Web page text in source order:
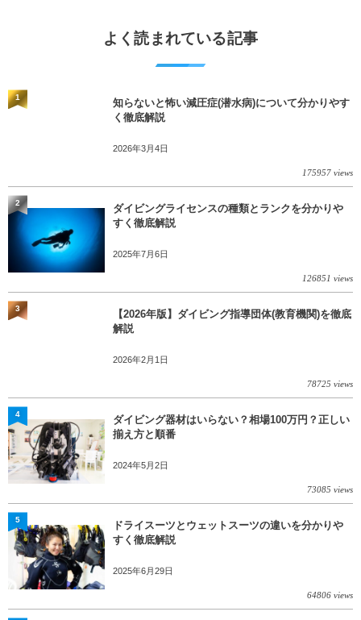
よく読まれている記事
知らないと怖い減圧症(潜水病)について分かりやす
く徹底解説
2026年3月4日
175957 views
1
ダイビングライセンスの種類とランクを分かりや
すく徹底解説
2025年7月6日
126851 views
2
【2026年版】ダイビング指導団体(教育機関)を徹底
解説
2026年2月1日
78725 views
3
ダイビング器材はいらない？相場100万円？正しい
揃え方と順番
2024年5月2日
73085 views
4
ドライスーツとウェットスーツの違いを分かりや
すく徹底解説
2025年6月29日
64806 views
5